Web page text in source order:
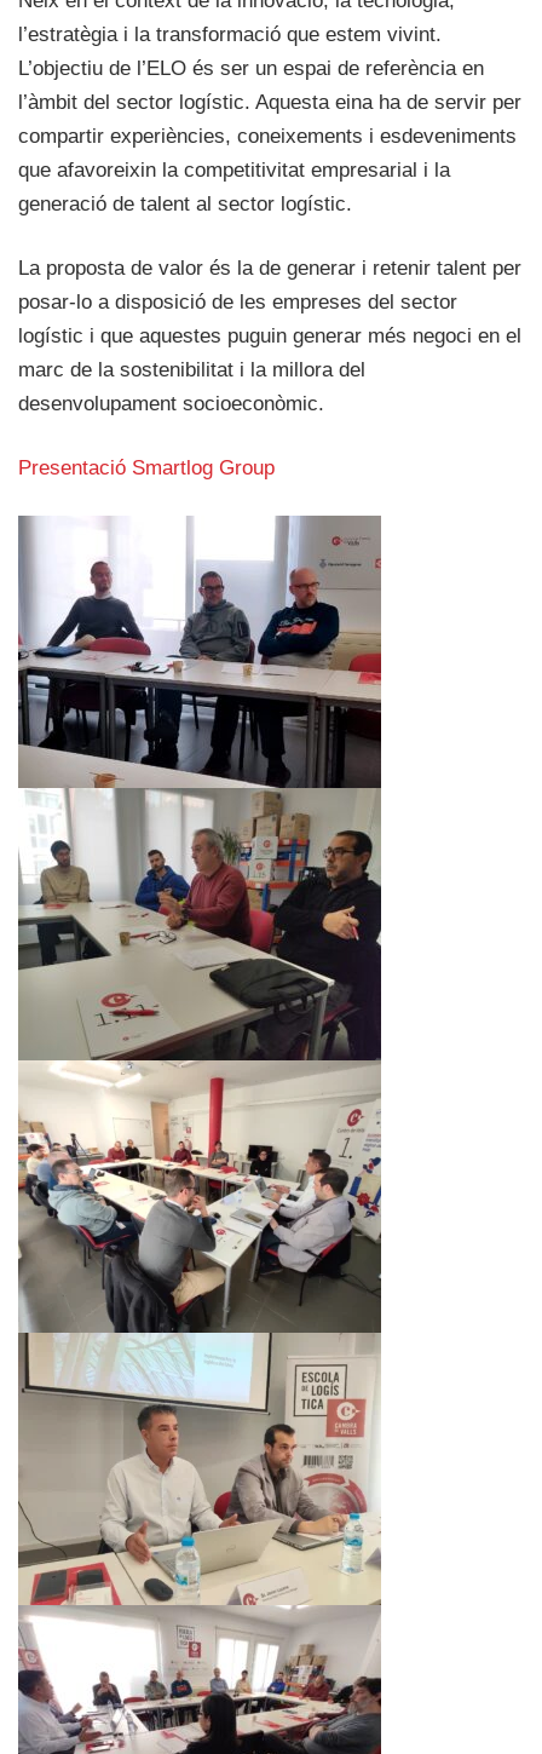
l’estratègia i la transformació que estem vivint.
L’objectiu de l’ELO és ser un espai de referència en
l’àmbit del sector logístic. Aquesta eina ha de servir per
compartir experiències, coneixements i esdeveniments
que afavoreixin la competitivitat empresarial i la
generació de talent al sector logístic.
La proposta de valor és la de generar i retenir talent per
posar-lo a disposició de les empreses del sector
logístic i que aquestes puguin generar més negoci en el
marc de la sostenibilitat i la millora del
desenvolupament socioeconòmic.
Presentació Smartlog Group